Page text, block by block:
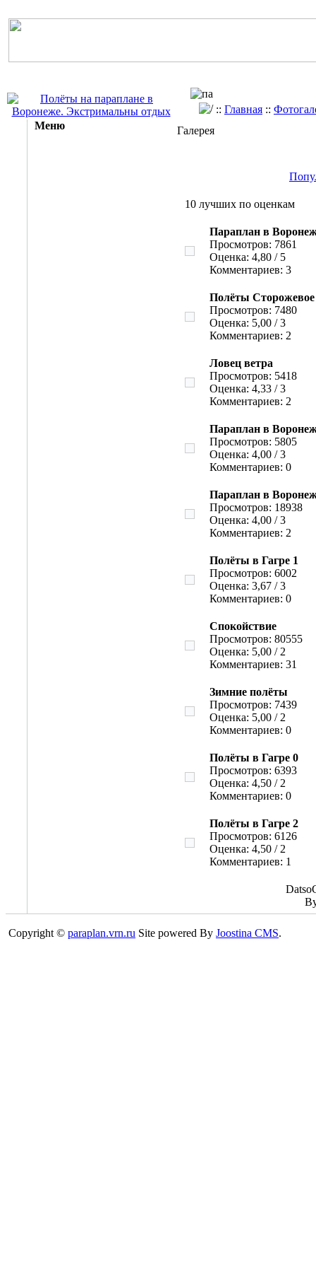
:: Главная ::
Меню
Галерея
10 лучших по оценкам
Параплан в
Просмотров: 7861
Оценка: 4,80 / 5
Комментариев: 3
Полёты Сторожевое
Просмотров: 7480
Оценка: 5,00 / 3
Комментариев: 2
Ловец ветра
Просмотров: 5418
Оценка: 4,33 / 3
Комментариев: 2
Параплан в
Просмотров: 5805
Оценка: 4,00 / 3
Комментариев: 0
Параплан в
Просмотров: 18938
Оценка: 4,00 / 3
Комментариев: 2
Полёты в Гагре 1
Просмотров: 6002
Оценка: 3,67 / 3
Комментариев: 0
Спокойствие
Просмотров: 80555
Оценка: 5,00 / 2
Комментариев: 31
Зимние полёты
Просмотров: 7439
Оценка: 5,00 / 2
Комментариев: 0
Полёты в Гагре 0
Просмотров: 6393
Оценка: 4,50 / 2
Комментариев: 0
Полёты в Гагре 2
Просмотров: 6126
Оценка: 4,50 / 2
Комментариев: 1
Copyright © paraplan.vrn.ru Site powered By Joostina CMS.